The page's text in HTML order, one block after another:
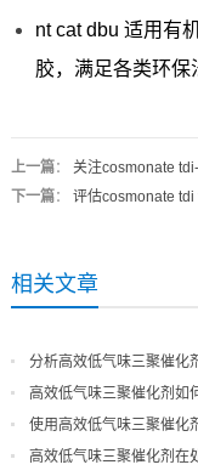
nt cat dbu 适用有
胶，满足各类环保
上一篇： 关注cosmonate
下一篇： 评估cosmonate tdi
相关文章
分析高效低气味三聚催化
现
高效低气味三聚催化剂如
量
使用高效低气味三聚催化
高效低气味三聚催化剂在